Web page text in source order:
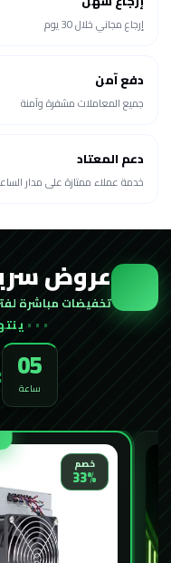
إرجاع مجاني خلال 30 يوم
دفع آمن
جميع المعاملات مشفرة وآمنة
دعم المعتاد
خدمة عملاء ممتازة على مدار
عروض
تخفيضات مباشرة
05
ساعة
خصم
33%